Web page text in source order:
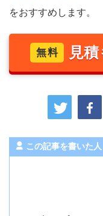
をおすすめします。
無料 見
この記事を書いた人